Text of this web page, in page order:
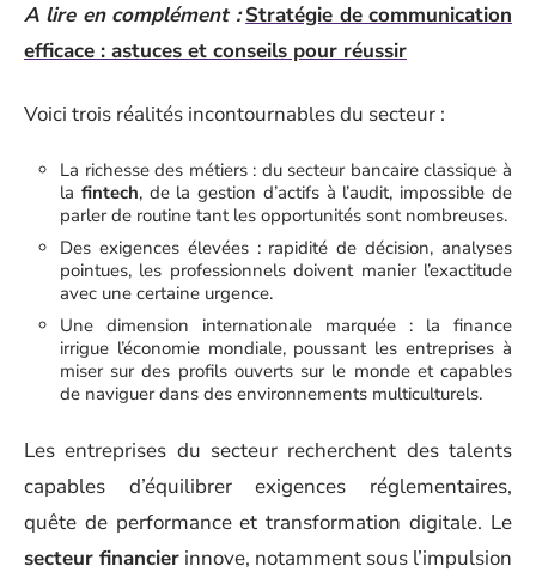
A lire en complément : Stratégie de communication
efficace : astuces et conseils pour réussir
Voici trois réalités incontournables du secteur :
La richesse des métiers : du secteur bancaire classique à
la fintech, de la gestion d’actifs à l’audit, impossible de
parler de routine tant les opportunités sont nombreuses.
Des exigences élevées : rapidité de décision, analyses
pointues, les professionnels doivent manier l’exactitude
avec une certaine urgence.
Une dimension internationale marquée : la finance
irrigue l’économie mondiale, poussant les entreprises à
miser sur des profils ouverts sur le monde et capables
de naviguer dans des environnements multiculturels.
Les entreprises du secteur recherchent des talents
capables d’équilibrer exigences réglementaires,
quête de performance et transformation digitale. Le
secteur financier innove, notamment sous l’impulsion